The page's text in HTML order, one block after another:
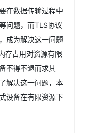
在数据传输过程中
问题，而TLS协议
成为解决这一问题
存占用对资源有限
不得不退而求其
解决这一问题，本
设备在有限资源下